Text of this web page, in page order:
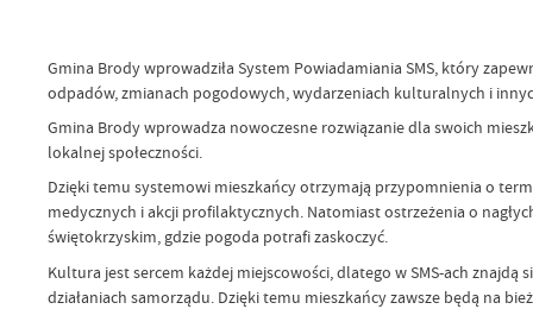
Gmina Brody wprowadziła System Powiadamiania SMS, który
odpadów, zmianach pogodowych, wydarzeniach kulturalnych i
Gmina Brody wprowadza nowoczesne rozwiązanie dla swoich
lokalnej społeczności.
Dzięki temu systemowi mieszkańcy otrzymają przypomnienia o
medycznych i akcji profilaktycznych. Natomiast ostrzeżenia o
świętokrzyskim, gdzie pogoda potrafi zaskoczyć.
Kultura jest sercem każdej miejscowości, dlatego w SMS-ach
działaniach samorządu. Dzięki temu mieszkańcy zawsze będą na